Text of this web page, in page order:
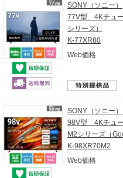
SONY（ソニー）
77V型 4Kチュ
シリーズ）
K-77XR80
Web価格
SONY（ソニー）
98V型 4Kチュ
M2シリーズ（
K-98XR70M2
Web価格